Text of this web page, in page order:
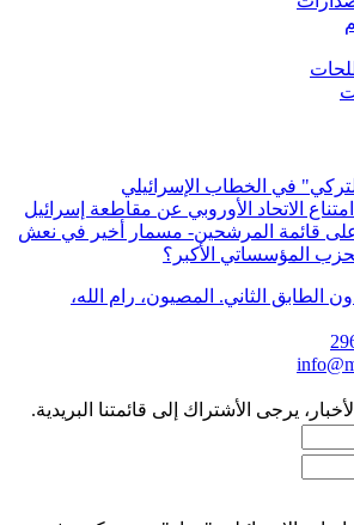
في الخطاب الإسرائيلي
الاتحاد الأوروبي عن مقاطعة إسرائيل
على قائمة المرشحين- مسمار أخير في نعش
المؤسساتي الأكبر؟
الطابق الثاني. المصيون، رام الله،
يرجى الأشتراك إلى قائمتنا البريدية.